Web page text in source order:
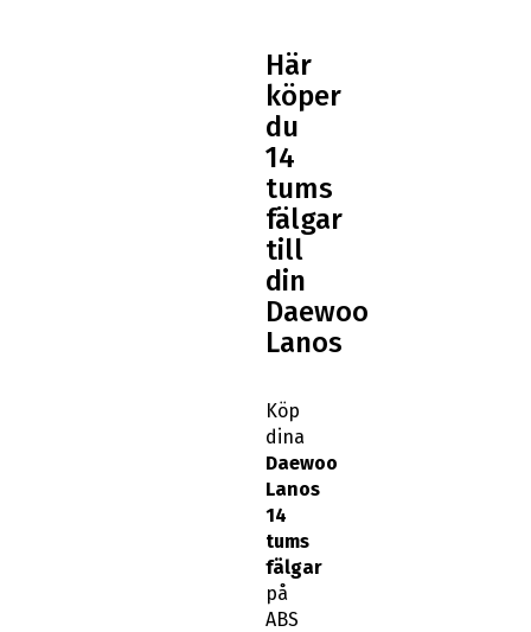
Här
köper
du
14
tums
fälgar
till
din
Daewoo
Lanos
Köp
dina
Daewoo
Lanos
14
tums
fälgar
på
ABS